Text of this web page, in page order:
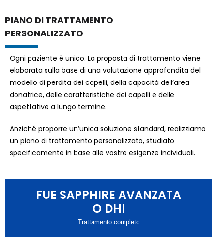
PIANO DI TRATTAMENTO
PERSONALIZZATO
Ogni paziente è unico. La proposta di trattamento viene
elaborata sulla base di una valutazione approfondita del
modello di perdita dei capelli, della capacità dell’area
donatrice, delle caratteristiche dei capelli e delle
aspettative a lungo termine.
Anziché proporre un’unica soluzione standard, realizziamo
un piano di trattamento personalizzato, studiato
specificamente in base alle vostre esigenze individuali.
FUE SAPPHIRE AVANZATA
O DHI
Trattamento completo